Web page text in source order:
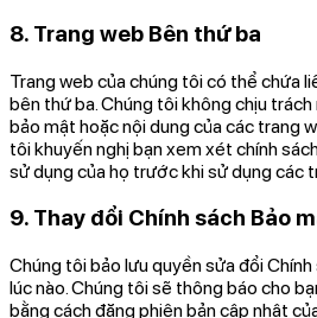
8. Trang web Bên thứ ba
Trang web của chúng tôi có thể chứa
bên thứ ba. Chúng tôi không chịu
bảo mật hoặc nội dung của các trang
tôi khuyến nghị bạn xem xét chính
sử dụng của họ trước khi sử dụng các
9. Thay đổi Chính sách Bảo
Chúng tôi bảo lưu quyền sửa đổi
lúc nào. Chúng tôi sẽ thông báo cho
bằng cách đăng phiên bản cập nhật